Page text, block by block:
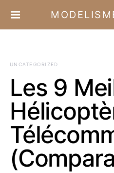
UNCATEGORIZED
Les 9